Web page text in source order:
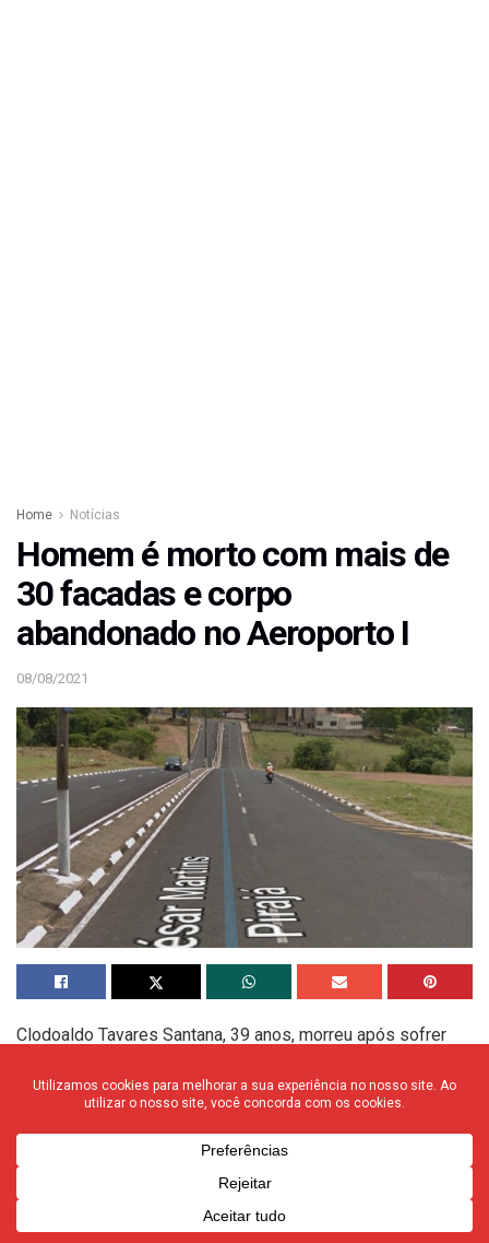
Home Notícias
Homem é morto com mais de
30 facadas e corpo
abandonado no Aeroporto I
08/08/2021
Clodoaldo Tavares Santana, 39 anos, morreu após sofrer
de vegetação próxima à Avenida César Martins Pirajá, no
Ainda será apurado o horário do assassinato, mas pessoas
que passavam na via viram o corpo de Clodoaldo na manhã